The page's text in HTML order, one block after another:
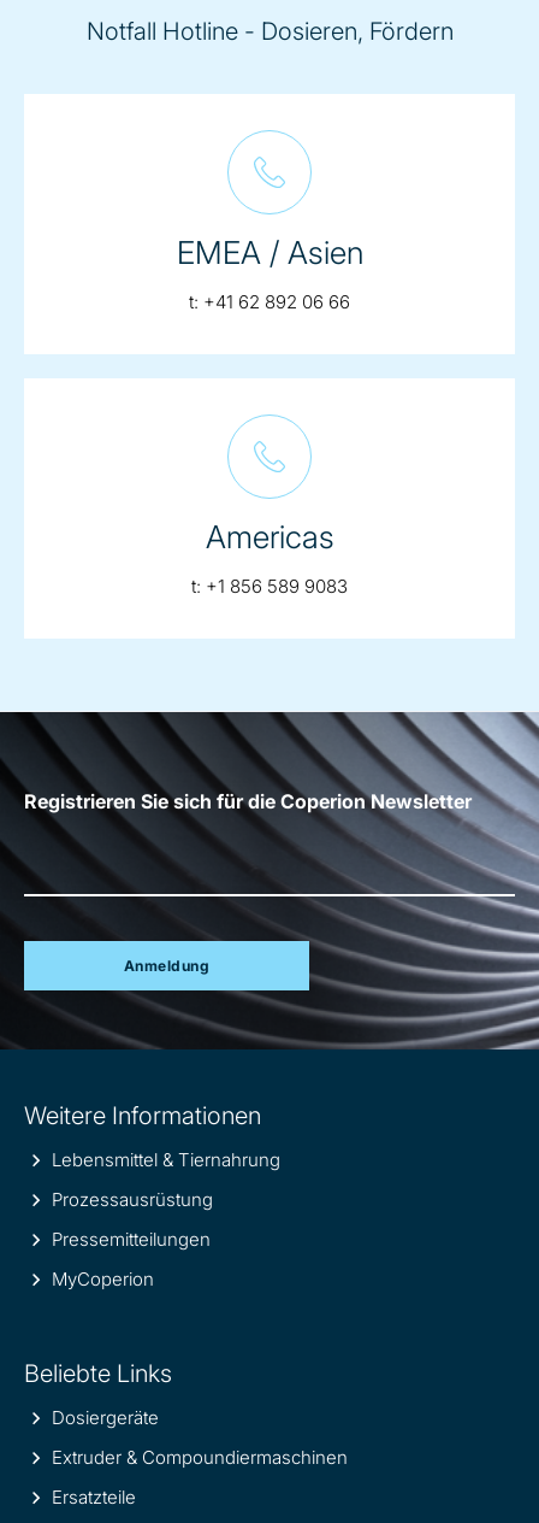
Notfall Hotline - Dosieren, Fördern
EMEA / Asien
t: telephone:
+41 62 892 06 66
Americas
t: telephone:
+1 856 589 9083
Registrieren Sie sich für die Coperion Newsletter
Anmeldung
information
Weitere Informationen
Lebensmittel & Tiernahrung
Prozessausrüstung
Pressemitteilungen
MyCoperion
Beliebte Links
Dosiergeräte
Extruder & Compoundiermaschinen
Ersatzteile